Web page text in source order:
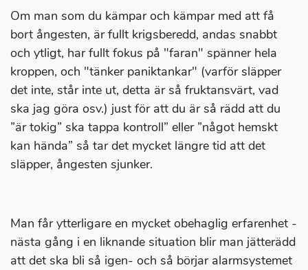
Om man som du kämpar och kämpar med att få
bort ångesten, är fullt krigsberedd, andas snabbt
och ytligt, har fullt fokus på "faran" spänner hela
kroppen, och "tänker paniktankar" (varför släpper
det inte, står inte ut, detta är så fruktansvärt, vad
ska jag göra osv.) just för att du är så rädd att du
”är tokig” ska tappa kontroll” eller ”något hemskt
kan hända” så tar det mycket längre tid att det
släpper, ångesten sjunker.
Man får ytterligare en mycket obehaglig erfarenhet -
nästa gång i en liknande situation blir man jätterädd
att det ska bli så igen- och så börjar alarmsystemet